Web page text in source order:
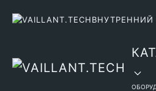
ВНУТРЕННИЙ